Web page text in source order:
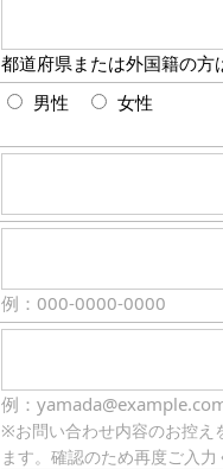
都道府県または外国籍の方
男性 女性
例：000-0000-0000
例：
※お問い合わせ内容のお控え
ます。確認のため再度ご入力